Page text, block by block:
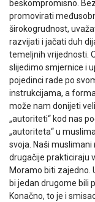
beskompromisno.
promovirati
širokogrudnost,
razvijati i jačati duh
temeljnih vrijednosti.
slijedimo smjernice i
pojedinci rade po
instrukcijama, a
može nam donijeti
„autoriteti“ kod nas
„autoriteta“ u
svoja. Naši
drugačije prakticiraju
Moramo biti zajedno.
bi jedan drugome bili
Konačno, to je i